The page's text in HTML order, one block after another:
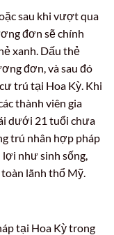
sau khi vượt qua
đơn sẽ chính
xanh. Dấu thẻ
đơn, và sau đó
trú tại Hoa Kỳ. Khi
thành viên gia
dưới 21 tuổi chưa
trú nhân hợp pháp
như sinh sống,
lãnh thổ Mỹ.
tại Hoa Kỳ trong